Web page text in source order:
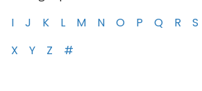
I
J K L M N O P Q R S
X
Y Z #